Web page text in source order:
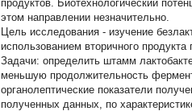
продуктов. Биотехнологический
этом направлении незначительно.
Цель исследования - изучение
использованием вторичного
Задачи: определить штамм
меньшую продолжительность
органолептические показатели
полученных данных, по